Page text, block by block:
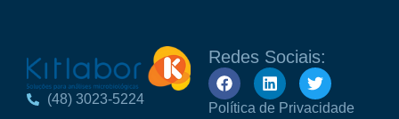
(48) 3023-5224
Redes Sociais:
Política de Privacidade